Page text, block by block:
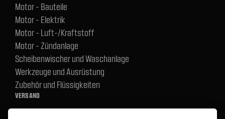
Motor - Bauteile
Motor - Elektrik
Motor - Luft-/Kraftstoff
Motor - Zündanlage
Scheibenwischer und Waschanlage
Werkzeuge und Ausrüstung
Zubehör und Flüssigkeiten
VERSAND